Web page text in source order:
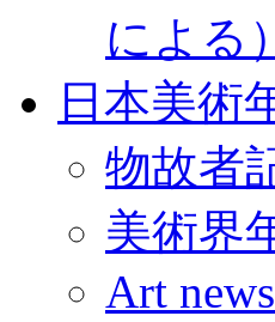
による）
日本美術
物故者
美術界
Art